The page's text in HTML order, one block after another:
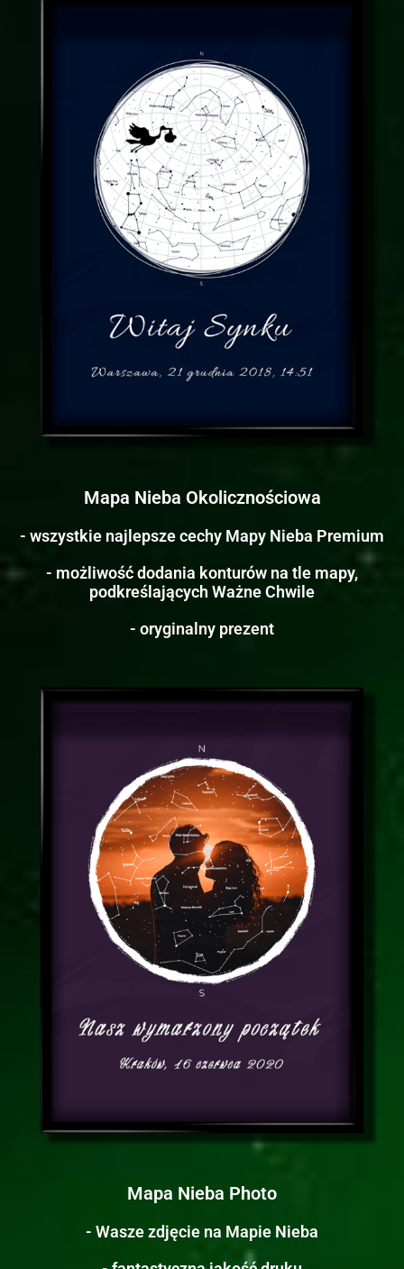
Mapa Nieba Okolicznościowa
- wszystkie najlepsze cechy Mapy Nieba Premium
- możliwość dodania konturów na tle mapy,
podkreślających Ważne Chwile
- oryginalny prezent
Mapa Nieba Photo
- Wasze zdjęcie na Mapie Nieba